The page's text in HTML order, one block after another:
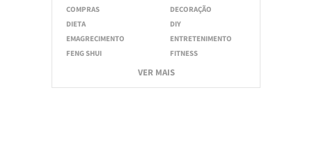
COMPRAS
DECORAÇÃO
DIETA
DIY
EMAGRECIMENTO
ENTRETENIMENTO
FENG SHUI
FITNESS
VER MAIS